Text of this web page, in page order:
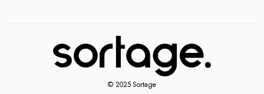
© 2025 Sortage